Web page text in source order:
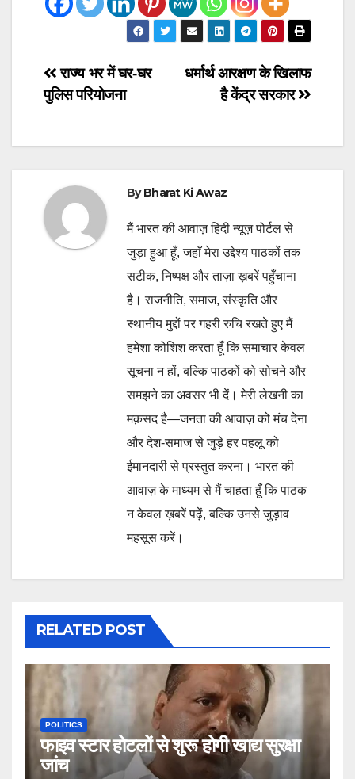
Post
navigation
धर्मार्थ आरक्षण के खिलाफ
है केंद्र सरकार
राज्य भर में घर-घर
पुलिस परियोजना
ByBharat Ki Awaz
मैं भारत की आवाज़ हिंदी न्यूज़ पोर्टल से
जुड़ा हुआ हूँ, जहाँ मेरा उद्देश्य पाठकों तक
सटीक, निष्पक्ष और ताज़ा ख़बरें पहुँचाना
है। राजनीति, समाज, संस्कृति और
स्थानीय मुद्दों पर गहरी रुचि रखते हुए मैं
हमेशा कोशिश करता हूँ कि समाचार केवल
सूचना न हों, बल्कि पाठकों को सोचने और
समझने का अवसर भी दें। मेरी लेखनी का
मक़सद है—जनता की आवाज़ को मंच देना
और देश-समाज से जुड़े हर पहलू को
ईमानदारी से प्रस्तुत करना। भारत की
आवाज़ के माध्यम से मैं चाहता हूँ कि पाठक
न केवल ख़बरें पढ़ें, बल्कि उनसे जुड़ाव
महसूस करें।
RELATED POST
POLITICS
फाइव स्टार होटलों से शुरू होगी खाद्य सुरक्षा
जांच